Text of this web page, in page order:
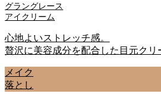
グラングレース
アイクリーム
心地よいストレッチ感。
贅沢に美容成分を配合した目元クリ
メイク
落とし